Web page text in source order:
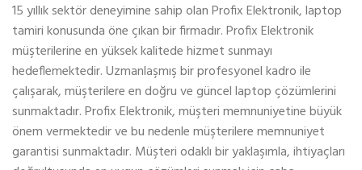
15 yıllık sektör deneyimine sahip olan Profix Elektronik, laptop
tamiri konusunda öne çıkan bir firmadır. Profix Elektronik
müşterilerine en yüksek kalitede hizmet sunmayı
hedeflemektedir. Uzmanlaşmış bir profesyonel kadro ile
çalışarak, müşterilere en doğru ve güncel laptop çözümlerini
sunmaktadır. Profix Elektronik, müşteri memnuniyetine büyük
önem vermektedir ve bu nedenle müşterilere memnuniyet
garantisi sunmaktadır. Müşteri odaklı bir yaklaşımla, ihtiyaçları